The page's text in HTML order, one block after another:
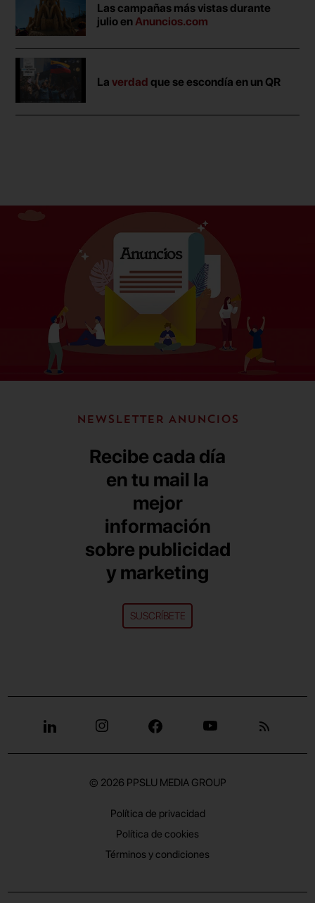
Las campañas más vistas durante
julio en Anuncios.com
Laverdad que se escondía en un QR
NEWSLETTER ANUNCIOS
Recibe cada día
en tu mail la
mejor
información
sobre publicidad
y marketing
SUSCRÍBETE
© 2026 PPSLU MEDIA GROUP
Política de privacidad
Política de cookies
Términos y condiciones